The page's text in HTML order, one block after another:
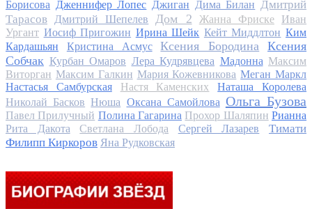
Борисова Дженнифер Лопес Джиган Дима Билан
Дмитрий
Тарасов
Дмитрий Шепелев Дом 2 Жанна Фриске
Иван
Ургант Иосиф Пригожин Ирина Шейк Кейт Миддлтон Ким
Кардашьян
Кристина Асмус Ксения Бородина
Ксения
Собчак Курбан Омаров Лера Кудрявцева Мадонна Максим
Виторган Максим Галкин Мария Кожевникова Меган Маркл
Настасья Самбурская
Настя Каменских
Наташа Королева
Николай Басков Нюша Оксана Самойлова Ольга Бузова
Павел Прилучный Полина Гагарина Прохор Шаляпин Рианна
Рита Дакота
Светлана Лобода Сергей Лазарев
Тимати
Филипп Киркоров Яна Рудковская